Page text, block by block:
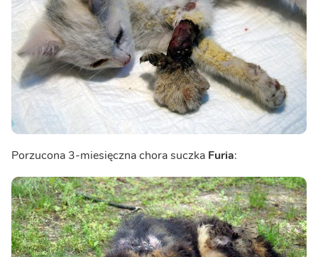
Porzucona 3-miesięczna chora suczka Furia: